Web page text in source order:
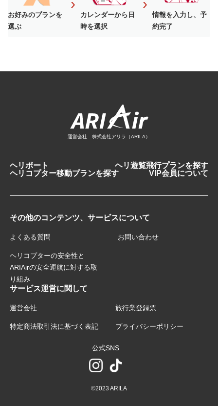
お好みのプランを
選ぶ
›
カレンダーから日
時を選択
›
情報を入力し、予
約完了
運営会社 株式会社アリラ（ARILA）
ヘリポート
ヘリ遊覧飛行プランを探す
ヘリコプター移動プランを探す
VIP会員について
その他のコンテンツ、サービスについて
よくある質問 お問い合わせ
ヘリコプターの安全性と
ARIAirの安全運航に対する取
り組み
サービス運営に関して
運営会社 旅行業登録票
特定商法取引法に基づく表記 プライバシーポリシー
公式SNS
©2023 ARILA